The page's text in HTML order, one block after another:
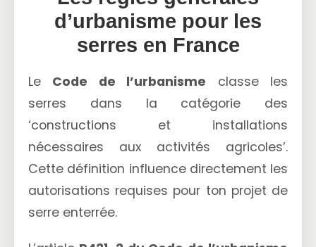
d’urbanisme pour les
serres en France
Le Code de l’urbanisme classe les
serres dans la catégorie des
‘constructions et installations
nécessaires aux activités agricoles’.
Cette définition influence directement les
autorisations requises pour ton projet de
serre enterrée.